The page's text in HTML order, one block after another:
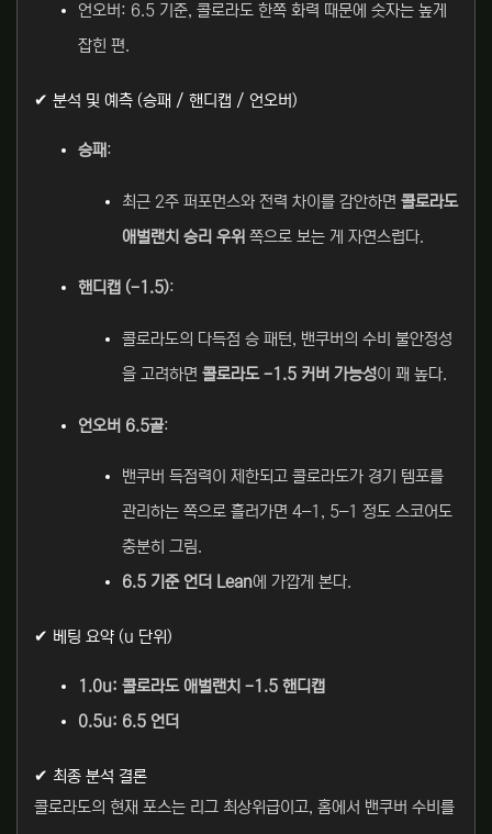
언오버: 6.5 기준, 콜로라도 한쪽 화력 때문에 숫자는 높게
잡힌 편.
✔ 분석 및 예측 (승패 / 핸디캡 / 언오버)
승패:
최근 2주 퍼포먼스와 전력 차이를 감안하면 콜로라도
애벌랜치 승리 우위 쪽으로 보는 게 자연스럽다.
핸디캡 (-1.5):
콜로라도의 다득점 승 패턴, 밴쿠버의 수비 불안정성
을 고려하면 콜로라도 -1.5 커버 가능성이 꽤 높다.
언오버 6.5골:
밴쿠버 득점력이 제한되고 콜로라도가 경기 템포를
관리하는 쪽으로 흘러가면 4–1, 5–1 정도 스코어도
충분히 그림.
6.5 기준 언더 Lean에 가깝게 본다.
✔ 베팅 요약 (u 단위)
1.0u: 콜로라도 애벌랜치 -1.5 핸디캡
0.5u: 6.5 언더
✔ 최종 분석 결론
콜로라도의 현재 포스는 리그 최상위급이고, 홈에서 밴쿠버 수비를